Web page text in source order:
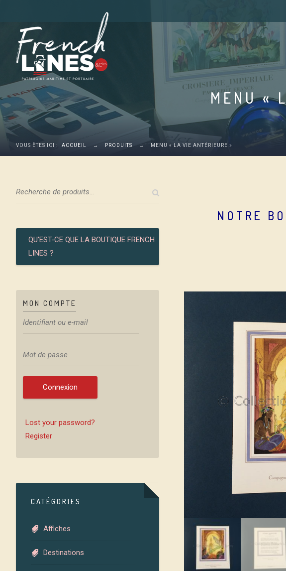
MENU «
VOUS ÊTES ICI : ACCUEIL → PRODUITS → MENU « LA VIE ANTÉRIEURE »
NOTRE
QU’EST-CE QUE LA BOUTIQUE FRENCH
LINES ?
MON COMPTE
Connexion
Lost your password?
Register
CATÉGORIES
Affiches
Destinations